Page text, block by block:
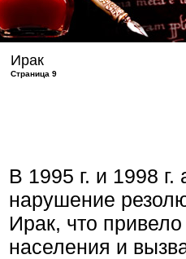
Ирак
Страница 9
В 1995 г. и 1998
нарушение
Ирак, что
населения и